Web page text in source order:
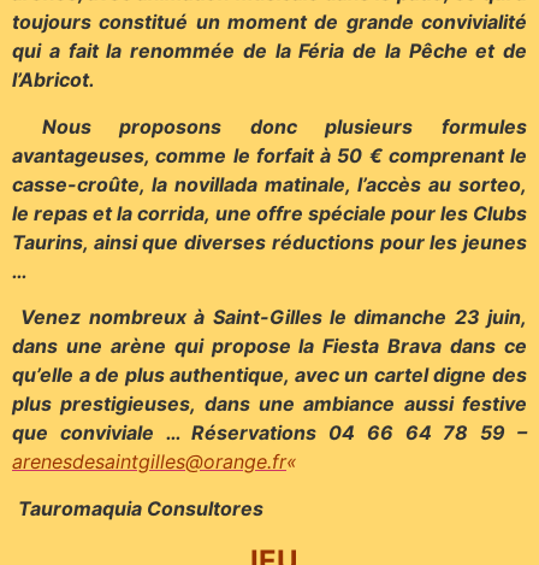
toujours constitué un moment de grande convivialité
qui a fait la renommée de la Féria de la Pêcheet de
l’Abricot.
Nous proposons donc plusieurs formules
avantageuses, comme le forfait à 50 € comprenant le
casse-croûte, la novillada matinale, l’accès au sorteo,
lerepas et la corrida, une offre spéciale pour les Clubs
Taurins, ainsi que diverses réductions pour les jeunes
…
Venez nombreux à Saint-Gilles le dimanche 23 juin,
dans une arène qui propose la Fiesta Brava dans ce
qu’elle a de plus authentique, avec un carteldigne des
plus prestigieuses, dans une ambiance aussi festive
que conviviale … Réservations 04 66 64 78 59 –
arenesdesaintgilles@orange.fr«
Tauromaquia Consultores